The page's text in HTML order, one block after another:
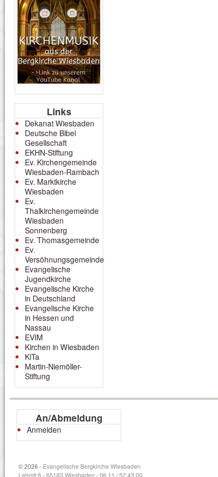
Links
Dekanat Wiesbaden
Deutsche Bibel
Gesellschaft
EKHN-Stiftung
Ev. Kirchengemeinde
Wiesbaden-Rambach
Ev. Marktkirche
Wiesbaden
Ev.
Thalkirchengemeinde
Wiesbaden
Sonnenberg
Ev. Thomasgemeinde
Ev.
Versöhnungsgemeinde
Evangelische
Jugendkirche
Evangelische Kirche
in Deutschland
Evangelische Kirche
in Hessen und
Nassau
EVIM
Kirchen in Wiesbaden
KiTa
Martin-Niemöller-
Stiftung
An/Abmeldung
Anmelden
© 2026 - Evangelische Bergkirche Wiesbaden
Lehrstr.6 - 65183 Wiesbaden - 06 11 / 52 43 00